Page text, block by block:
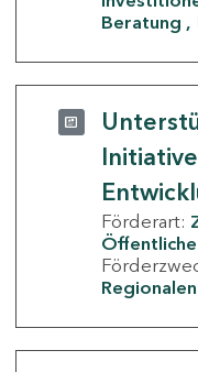
Beratung
Förderart: